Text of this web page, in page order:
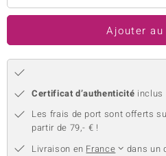
Ajouter au
Certificat d’authenticité inclus
Les frais de port sont offerts
partir de 79,- € !
Livraison en France
dans un